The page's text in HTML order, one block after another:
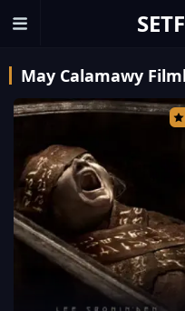
May Calamawy